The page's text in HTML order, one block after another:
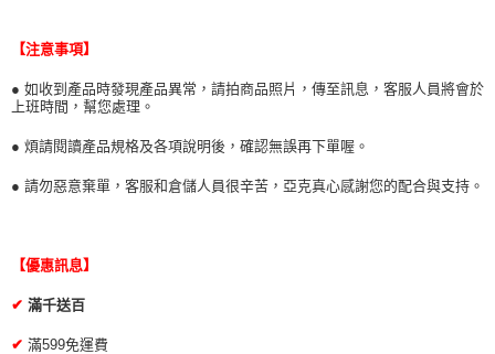
【注意事項】
● 如收到產品時發現產品異常，請拍商品照片，傳至訊息，客服人員將會於
上班時間，幫您處理。
● 煩請閱讀產品規格及各項說明後，確認無誤再下單喔。
● 請勿惡意棄單，客服和倉儲人員很辛苦，亞克真心感謝您的配合與支持。
【優惠訊息】
✔ 滿千送百
✔ 滿599免運費